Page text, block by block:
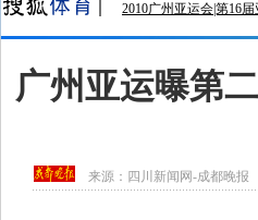
2010广州亚运会|第16
广州亚运曝第
来源： 四川新闻网-成都晚报